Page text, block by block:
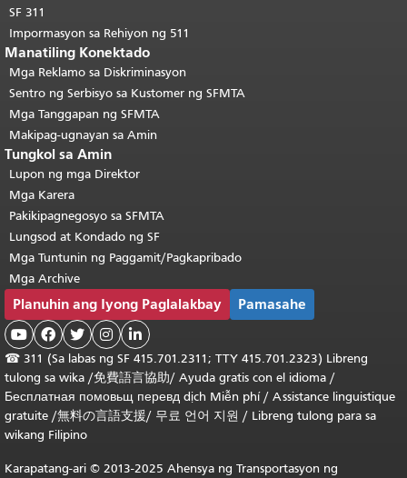
SF 311
Impormasyon sa Rehiyon ng 511
Manatiling Konektado
Mga Reklamo sa Diskriminasyon
Sentro ng Serbisyo sa Kustomer ng SFMTA
Mga Tanggapan ng SFMTA
Makipag-ugnayan sa Amin
Tungkol sa Amin
Lupon ng mga Direktor
Mga Karera
Pakikipagnegosyo sa SFMTA
Lungsod at Kondado ng SF
Mga Tuntunin ng Paggamit/Pagkapribado
Mga Archive
Planuhin ang Iyong Paglalakbay Pamasahe
    
☎ 311 (Sa labas ng SF 415.701.2311; TTY 415.701.2323) Libreng
tulong sa wika /免費語言協助/ Ayuda gratis con el idioma /
Бесплатная помовьщ перевд dịch Miễn phí/ Assistance linguistique
gratuite /無料の言語支援/ 무료 언어 지원 / Libreng tulong para sa
wikang Filipino
Karapatang-ari © 2013-2025 Ahensya ng Transportasyon ng